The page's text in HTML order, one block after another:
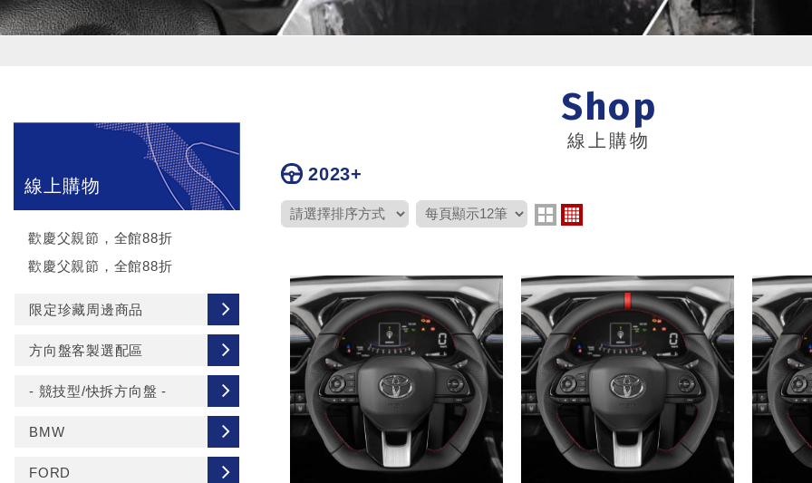
Shop
線上購物
線上購物
歡慶父親節，全館88折
歡慶父親節，全館88折
限定珍藏周邊商品
方向盤客製選配區
- 競技型/快拆方向盤 -
BMW
FORD
2023+